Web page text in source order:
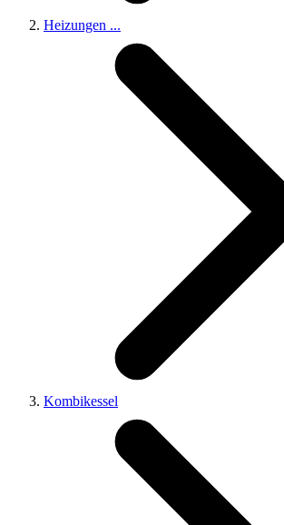
Heizungen ...
Kombikessel